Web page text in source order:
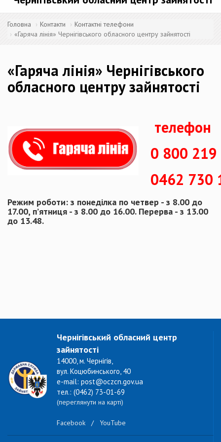
Головна Контакти
Контактні телефони
«Гаряча лінія» Чернігівського обласного центру зайнятості
«Гаряча лінія» Чернігівського
обласного центру зайнятості
телефон
0 800 219
0462 730
Режим роботи: з понеділка по четвер - з 8.00 до
17.00, п’ятниця - з 8.00 до 16.00. Перерва - з 13.00
до 13.48.
Чернігівський обласний центр
зайнятості
14000, м. Чернігів,
вул. Коцюбинського, 40
e-mail: post@oczcn.gov.ua
тел.: (0462) 73-01-69
(переглянути на карті)
Facebook / YouTube